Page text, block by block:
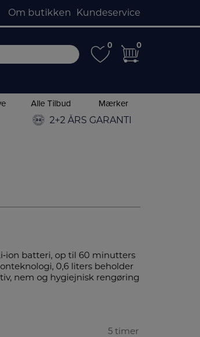
Om butikken Kundeservice
0
0 0
0
Alle Tilbud Mærker
2+2 ÅRS GARANTI
batteri, op til 60 minutters
0,6 liters beholder
nem og hygiejnisk rengøring
5 timer